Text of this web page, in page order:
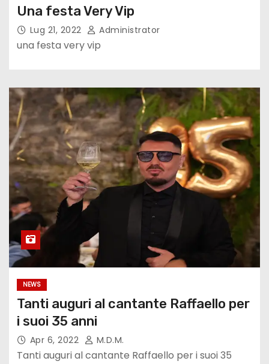
Una festa Very Vip
Lug 21, 2022 Administrator
una festa very vip
NEWS
Tanti auguri al cantante Raffaello per
i suoi 35 anni
Apr 6, 2022 M.d.M.
Tanti auguri al cantante Raffaello per i suoi 35